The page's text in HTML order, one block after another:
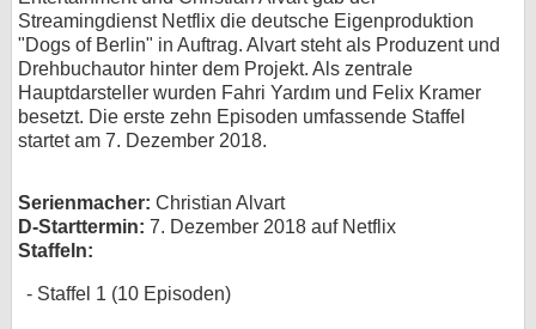
Streamingdienst Netflix die deutsche Eigenproduktion
"Dogs of Berlin" in Auftrag. Alvart steht als Produzent und
Drehbuchautor hinter dem Projekt. Als zentrale
Hauptdarsteller wurden Fahri Yardım und Felix Kramer
besetzt. Die erste zehn Episoden umfassende Staffel
startet am 7. Dezember 2018.
Serienmacher: Christian Alvart
D-Starttermin: 7. Dezember 2018 auf Netflix
Staffeln:
Staffel 1 (10 Episoden)
bei X
bei Facebook
Kontakt
Nutzungsbedingungen